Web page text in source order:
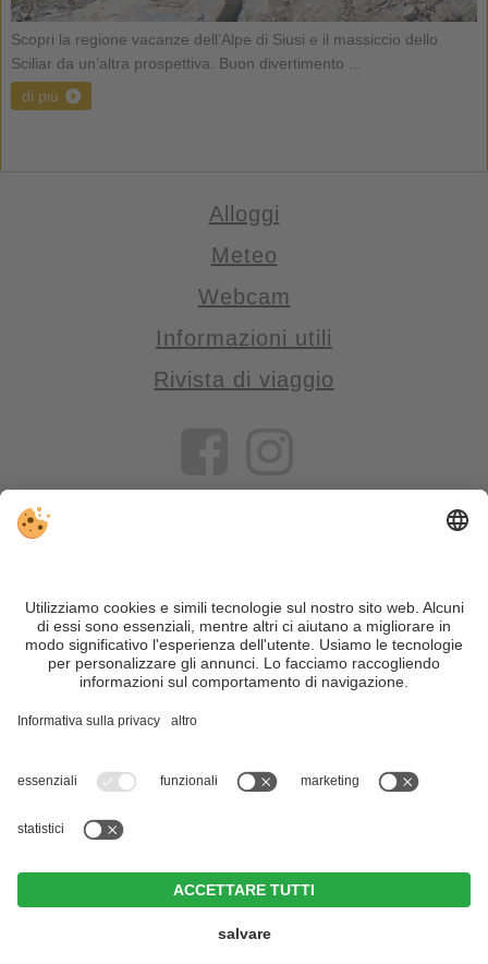
Scopri la regione vacanze dell’Alpe di Siusi e il massiccio dello
Sciliar da un’altra prospettiva. Buon divertimento ...
di più
Alloggi
Meteo
Webcam
Informazioni utili
Rivista di viaggio
VIVOSüdtirol è il portale di viaggio per chi desidera vivere il
Trentino Alto Adige davvero – con consigli autentici, alloggi e
offerte su misura.
Nonostante il lavoro accurato e il costante aggiornamento dei
motivi di sicurezza, si prega di verificare chiedendo
| Part. IVA IT02365710215